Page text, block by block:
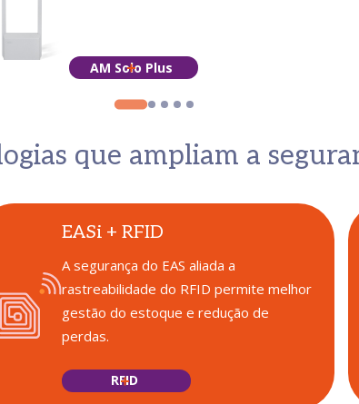
AM Solo Plus
que ampliam a
EASi + RFID
A segurança do EAS aliada a
rastreabilidade do RFID permite melhor
gestão do estoque e redução de
perdas.
RFID